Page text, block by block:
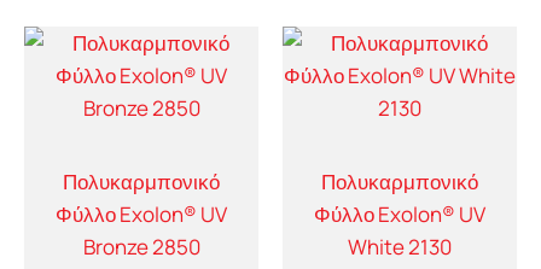
Πολυκαρμπονικό
Φύλλο Exolon® UV
Bronze 2850
Πολυκαρμπονικό
Φύλλο Exolon® UV
White 2130